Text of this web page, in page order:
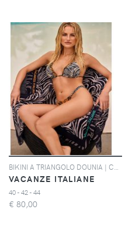
VACANZE ITALIANE
40 - 42 - 44
€ 80,00